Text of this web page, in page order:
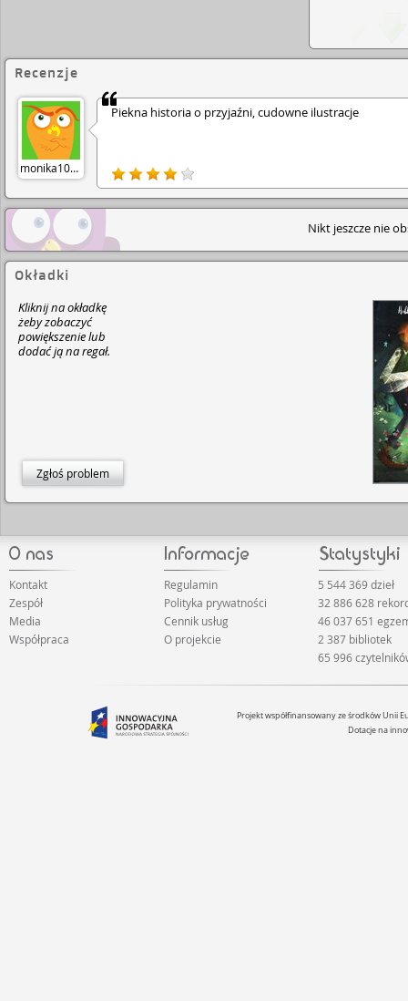
Recenzje
monika1012
Piekna historia o przyjaźni, cudowne ilustracje
Nikt jeszcze nie
Okładki
Kliknij na okładkę
żeby zobaczyć
powiększenie lub
dodać ją na regał.
Zgłoś problem
Kontakt
Zespół
Media
Współpraca
Regulamin
Polityka prywatności
Cennik usług
O projekcie
5 544 369 dzieł
32 886 628
46 037 651
2 387 bibliotek
65 996
Projekt współfinansowany ze środków Unii
Dotacje na